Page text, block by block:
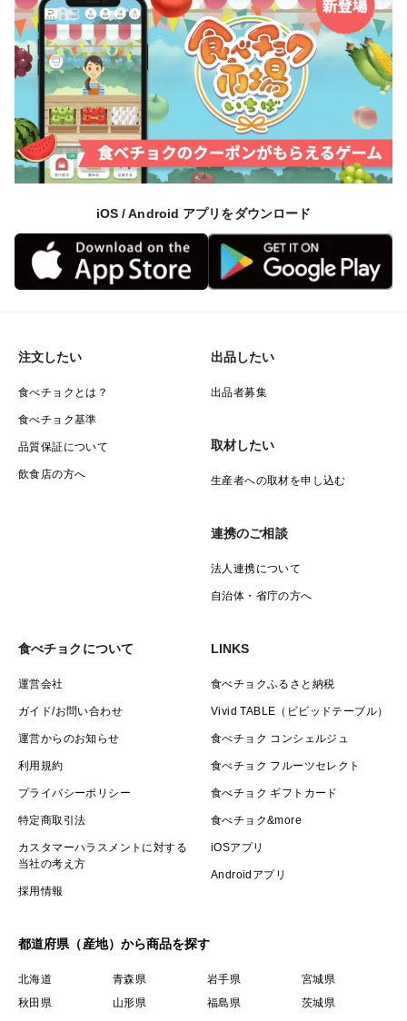
iOS / Android アプリをダウンロード
注文したい
食べチョクとは？
食べチョク基準
品質保証について
飲食店の方へ
出品したい
出品者募集
取材したい
生産者への取材を申し込む
連携のご相談
法人連携について
自治体・省庁の方へ
食べチョクについて
運営会社
ガイド/お問い合わせ
運営からのお知らせ
利用規約
プライバシーポリシー
特定商取引法
カスタマーハラスメントに対する
当社の考え方
採用情報
LINKS
食べチョクふるさと納税
Vivid TABLE（ビビッドテーブル）
食べチョク コンシェルジュ
食べチョク フルーツセレクト
食べチョク ギフトカード
食べチョク&more
iOSアプリ
Androidアプリ
都道府県（産地）から商品を探す
北海道 青森県 岩手県
宮城県
秋田県
山形県 福島県
茨城県